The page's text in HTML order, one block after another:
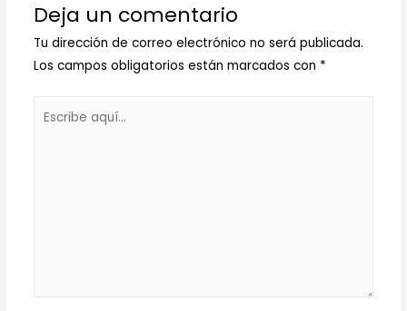
Deja un comentario
Tu dirección de correo electrónico no será publicada.
Los campos obligatorios están marcados con *